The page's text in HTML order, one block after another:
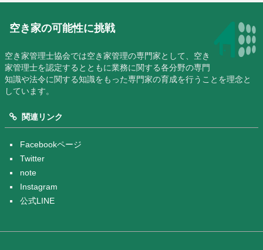
空き家の可能性に挑戦
空き家管理士協会では空き家管理の専門家として、空き
家管理士を認定するとともに業務に関する各分野の専門
知識や法令に関する知識をもった専門家の育成を行うことを理念と
しています。
関連リンク
Facebookページ
Twitter
note
Instagram
公式LINE